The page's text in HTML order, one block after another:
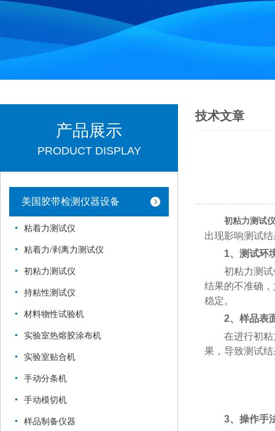
产品展示
PRODUCT DISPLAY
美国胶带检测仪器设备
粘着力测试仪
粘着力/剥离力测试仪
初粘力测试仪
持粘性测试仪
材料物性试验机
实验室热熔胶涂布机
实验室贴合机
手动分条机
手动模切机
样品制备仪器
技术文章
初粘力测试仪
出现影响测试
1、测试环
初粘力测试仪
结果的不准确
稳定。
2、样品表
在进行初粘力
果，导致测试
3、操作手